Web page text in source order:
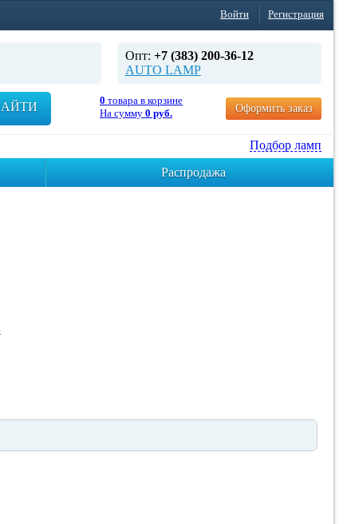
Войти Регистрация
Опт: +7 (383) 200-36-12
AUTO LAMP
0 товара в корзине
На сумму 0 руб. Оформить заказ
Подбор ламп
Распродажа